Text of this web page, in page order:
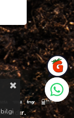
bilgi